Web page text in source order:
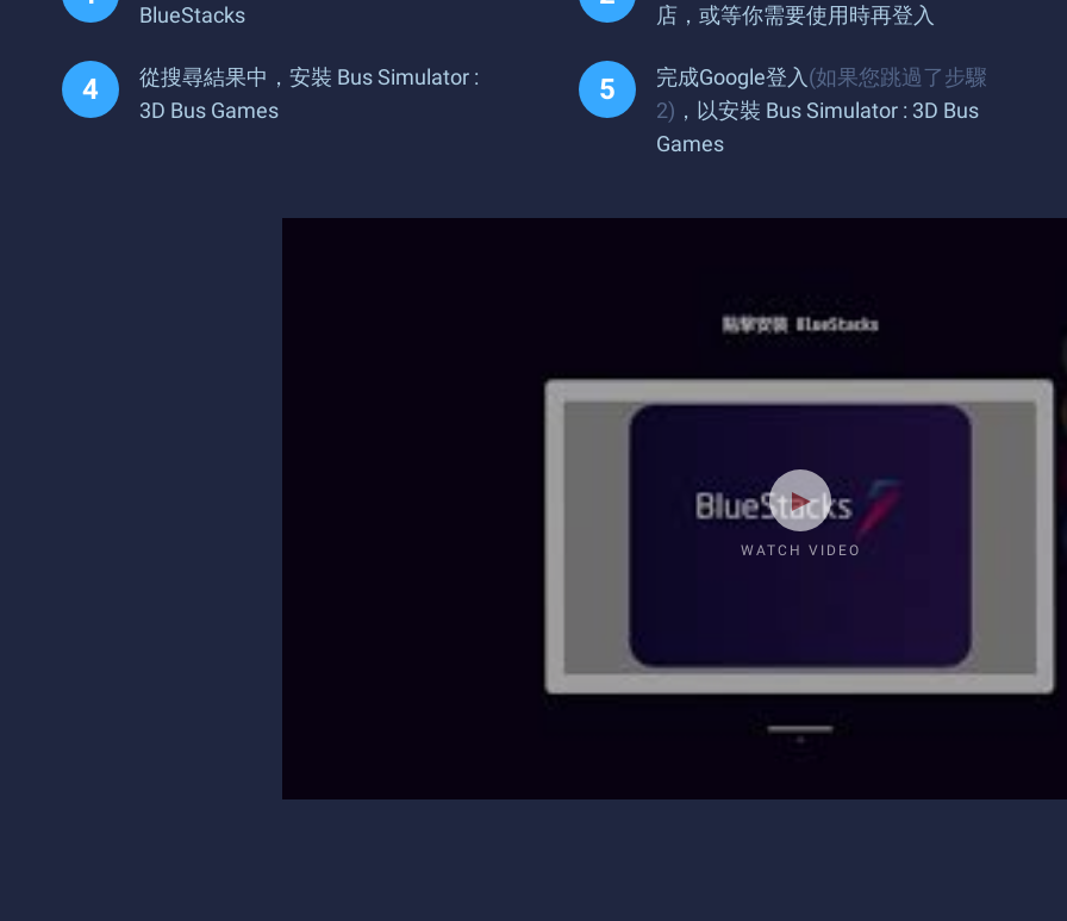
BlueStacks
店，或等你需要使用時再登入
從搜尋結果中，安裝 Bus Simulator :
3D Bus Games
完成Google登入 (如果您跳過了步驟
2) ，以安裝 Bus Simulator : 3D Bus
Games
WATCH VIDEO